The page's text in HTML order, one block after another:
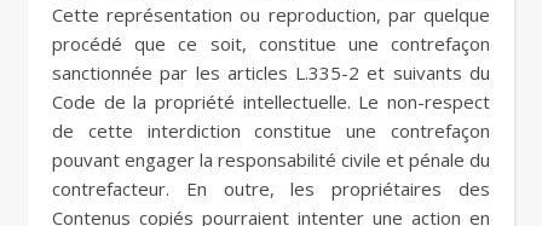
Cette représentation ou reproduction, par quelque
procédé que ce soit, constitue une contrefaçon
sanctionnée par les articles L.335-2 et suivants du
Code de la propriété intellectuelle. Le non-respect
de cette interdiction constitue une contrefaçon
pouvant engager la responsabilité civile et pénale du
contrefacteur. En outre, les propriétaires des
Contenus copiés pourraient intenter une action en